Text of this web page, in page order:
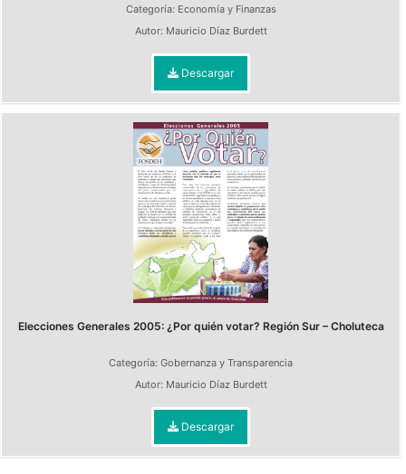
Categoría: Economía y Finanzas
Autor: Mauricio Díaz Burdett
Descargar
Elecciones Generales 2005: ¿Por quién votar? Región Sur – Choluteca
Categoría: Gobernanza y Transparencia
Autor: Mauricio Díaz Burdett
Descargar